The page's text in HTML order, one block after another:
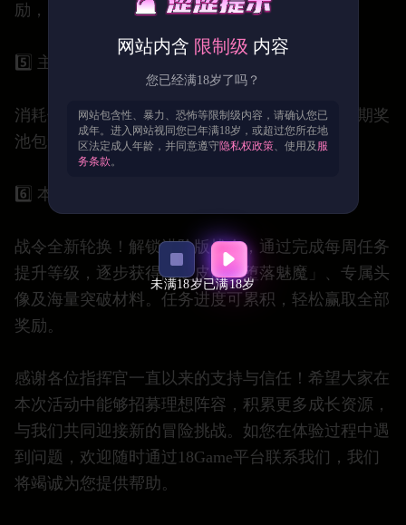
励，内含稀有养成材料与限定道具。
5️⃣ 主题活动：钻石转盘
消耗钻石参与转盘抽奖，幸运好礼等你来拿！本期奖
池包含珍稀资源与限定外观。
6️⃣ 本周皮肤战令：堕落魅魔
战令全新轮换！解锁进阶版战令，通过完成每周任务
提升等级，逐步获得限定皮肤「堕落魅魔」、专属头
像及海量突破材料。任务进度可累积，轻松赢取全部
奖励。
感谢各位指挥官一直以来的支持与信任！希望大家在
本次活动中能够招募理想阵容，积累更多成长资源，
与我们共同迎接新的冒险挑战。如您在体验过程中遇
到问题，欢迎随时通过18Game平台联系我们，我们
将竭诚为您提供帮助。
网站内含 限制级 内容
您已经满18岁了吗？
网站包含性、暴力、恐怖等限制级内容，请确认您已
成年。进入网站视同您已年满18岁，或超过您所在地
区法定成人年龄，并同意遵守隐私权政策 、使用及 服
务条款 。
未满18岁已满18岁